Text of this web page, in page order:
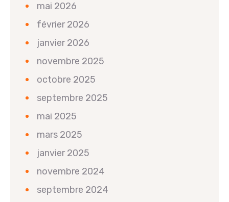
mai 2026
février 2026
janvier 2026
novembre 2025
octobre 2025
septembre 2025
mai 2025
mars 2025
janvier 2025
novembre 2024
septembre 2024